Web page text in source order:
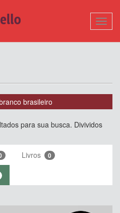
brasileiro
para sua busca. Divividos
Livros 0